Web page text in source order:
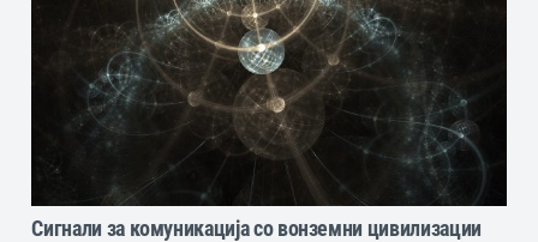
Сигнали за комуникација со вонземни цивилизации